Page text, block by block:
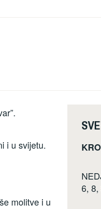
i u svijetu.
molitve i u
6, 8,